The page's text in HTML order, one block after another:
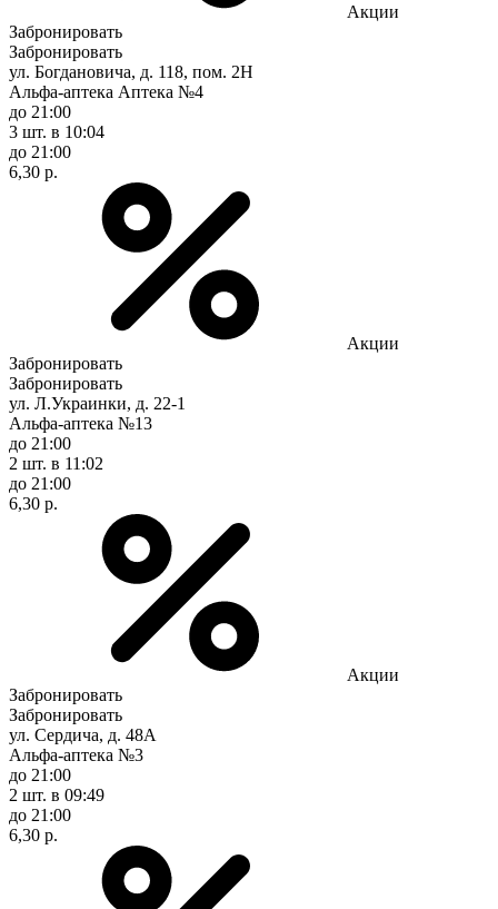
Акции
Забронировать
Забронировать
ул. Богдановича, д. 118, пом. 2Н
Альфа-аптека Аптека №4
до 21:00
3 шт. в 10:04
до 21:00
6,30 р.
Акции
Забронировать
Забронировать
ул. Л.Украинки, д. 22-1
Альфа-аптека №13
до 21:00
2 шт. в 11:02
до 21:00
6,30 р.
Акции
Забронировать
Забронировать
ул. Сердича, д. 48А
Альфа-аптека №3
до 21:00
2 шт. в 09:49
до 21:00
6,30 р.